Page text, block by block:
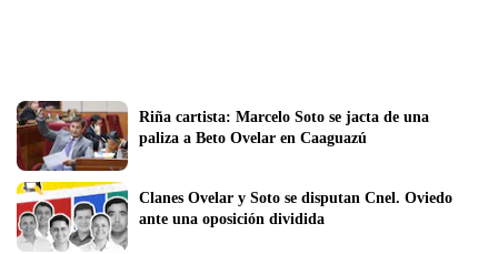
Riña cartista: Marcelo Soto se jacta de una
paliza a Beto Ovelar en Caaguazú
Clanes Ovelar y Soto se disputan Cnel. Oviedo
ante una oposición dividida